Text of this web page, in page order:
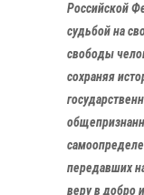
Российской
судьбой на
свободы
сохраняя
передавших
веру в добро